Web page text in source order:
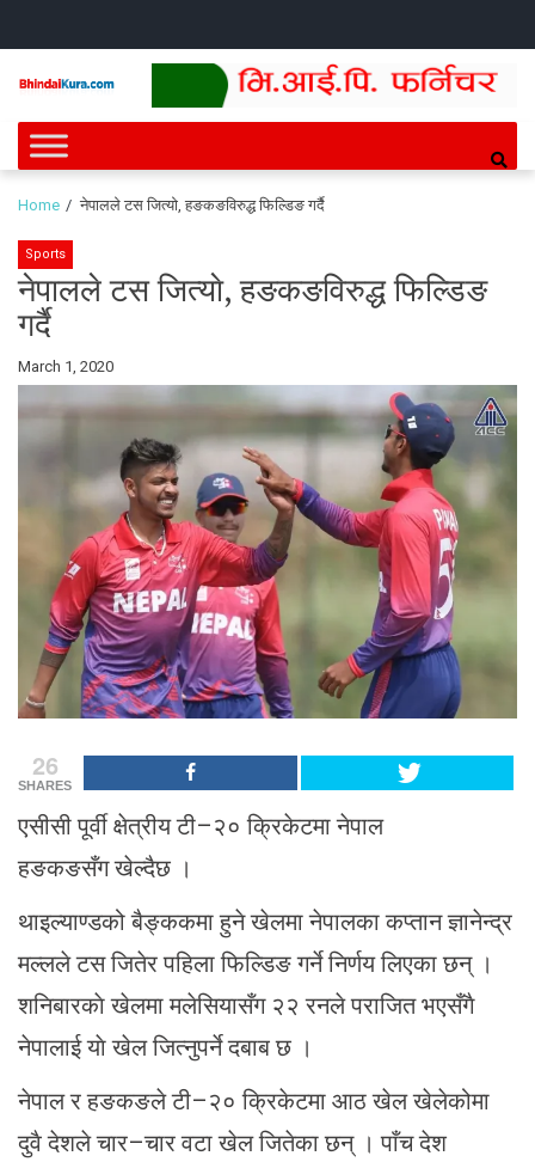
Bhindai Kura
News and entertainment.
Home नेपालले टस जित्याे, हङकङविरुद्ध फिल्डिङ गर्दै
Sports
नेपालले टस जित्याे, हङकङविरुद्ध फिल्डिङ
गर्दै
By
Bhindai
Kura
March 1, 2020
26
SHARES
एसीसी पूर्वी क्षेत्रीय टी–२० क्रिकेटमा नेपाल
हङकङसँग खेल्दैछ ।
थाइल्याण्डको बैङ्ककमा हुने खेलमा नेपालका कप्तान ज्ञानेन्द्र
मल्लले टस जितेर पहिला फिल्डिङ गर्ने निर्णय लिएका छन् ।
शनिबारकाे खेलमा मलेसियासँग २२ रनले पराजित भएसँगै
नेपालाई याे खेल जित्नुपर्ने दबाब छ ।
नेपाल र हङकङले टी–२० क्रिकेटमा आठ खेल खेलेकोमा
दुवै देशले चार–चार वटा खेल जितेका छन् । पाँच देश